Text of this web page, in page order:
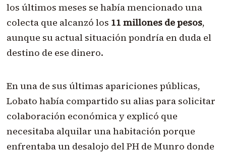
los últimos meses se había mencionado una
colecta que alcanzó los 11 millones de pesos,
aunque su actual situación pondría en duda el
destino de ese dinero.
En una de sus últimas apariciones públicas,
Lobato había compartido su alias para solicitar
colaboración económica y explicó que
necesitaba alquilar una habitación porque
enfrentaba un desalojo del PH de Munro donde